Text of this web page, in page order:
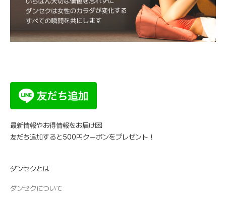
最新情報やお得情報をお届け💌
友だち追加すると500円クーポンをプレゼント！
ダンセクとは
ダンセクについて